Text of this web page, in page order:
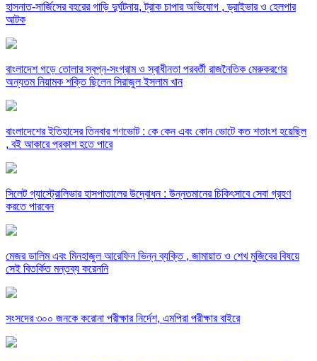
হাসনাত-সার্জিসের বহরের গাড়ি দুর্ঘটনায়, ট্রাক চাপার অভিযোগ , ড্রাইভার ও হেলপার
আটক
বাংলাদেশ গড়ে তোলার স্বপ্ন-সংগ্রাম ও স্বাধীনতা পরবর্তী রাজনৈতিক মেরুকরণের
অন্যতম নিয়ামক শক্তি ছিলেন সিরাজুল ইসলাম খান
বাংলাদেশের ইতিহাসের তিনবার গণভোট : কে কেন এবং কোন ভোটে কত শতাংশ হয়েছিল
, বই আকারে প্রকাশ হতে পারে
সিলেট গ্যাস্ট্রোলিভার হাসপাতালের উদ্বোধন : উন্নতমানের চিকিৎসাবে সেবা গ্রহণ
করতে পারবেন
মেজর ডালিম এবং মিনহাজুল আরেফিন ভিন্ন ব্যক্তি , জামায়াত ও শেখ মুজিবের বিষয়ে
সেই বিতর্কিত মন্তব্য করেননি
সংসদের ৩০০ জনকে করোনা পরীক্ষার নির্দেশ, এমপিরা পরীক্ষার বাইরে